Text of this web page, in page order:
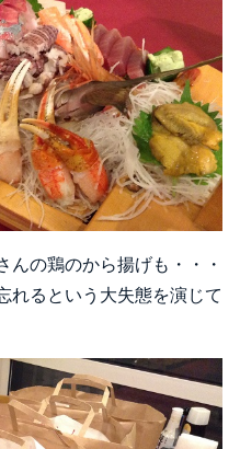
んの鶏のから揚げも・・・
れるという大失態を演じて